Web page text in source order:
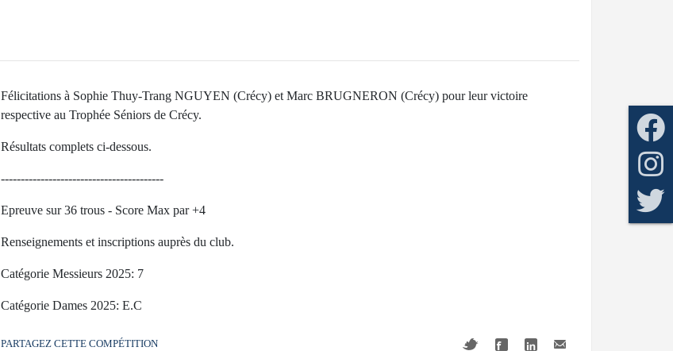
Félicitations à Sophie Thuy-Trang NGUYEN (Crécy) et Marc BRUGNERON (Crécy) pour leur victoire
respective au Trophée Séniors de Crécy.
Résultats complets ci-dessous.
-----------------------------------------
Epreuve sur 36 trous - Score Max par +4
Renseignements et inscriptions auprès du club.
Catégorie Messieurs 2025: 7
Catégorie Dames 2025: E.C
PARTAGEZ CETTE COMPÉTITION